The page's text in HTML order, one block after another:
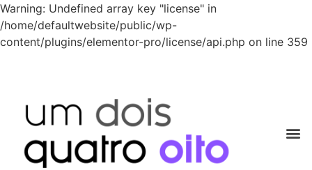
Warning: Undefined array key "license" in
/home/defaultwebsite/public/wp-
content/plugins/elementor-pro/license/api.php on line 359